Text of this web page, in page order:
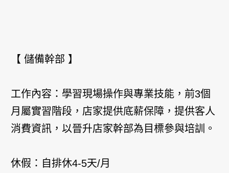
【 儲備幹部 】
工作內容：學習現場操作與專業技能，前3個
月屬實習階段，店家提供底薪保障，提供客人
消費資訊，以晉升店家幹部為目標參與培訓。
休假：自排休4-5天/月